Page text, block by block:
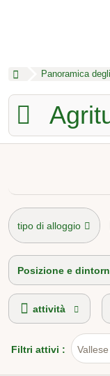
Panoramica
tipo di alloggio
Campeggio in
Posizione e
attività
Filtri attivi : Vallese